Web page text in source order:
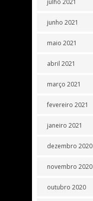
julho 2021
junho 2021
maio 2021
abril 2021
março 2021
fevereiro 2021
janeiro 2021
dezembro 2020
novembro 2020
outubro 2020